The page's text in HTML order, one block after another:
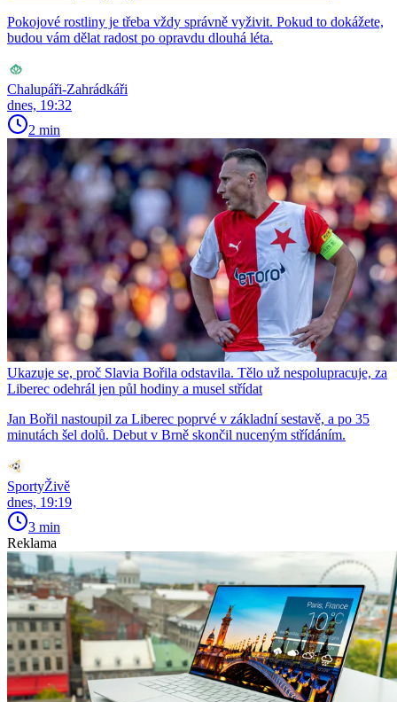
Pokojové rostliny je třeba vždy správně vyživit. Pokud to dokážete,
budou vám dělat radost po opravdu dlouhá léta.
Chalupáři-Zahrádkáři
dnes, 19:32
2 min
Ukazuje se, proč Slavia Bořila odstavila. Tělo už nespolupracuje, za
Liberec odehrál jen půl hodiny a musel střídat
Jan Bořil nastoupil za Liberec poprvé v základní sestavě, a po 35
minutách šel dolů. Debut v Brně skončil nuceným střídáním.
SportyŽivě
dnes, 19:19
3 min
Reklama